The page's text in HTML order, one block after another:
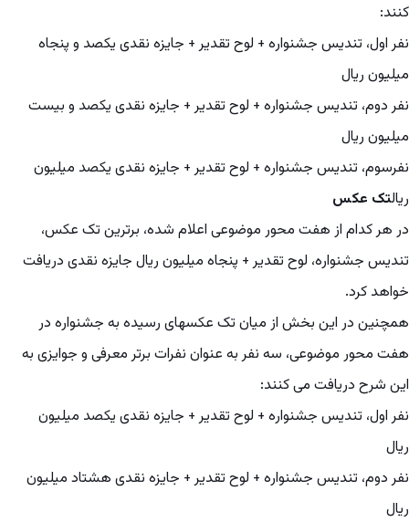
کنند:
نفر اول، تندیس جشنواره + لوح تقدیر + جایزه نقدی یکصد و پنجاه
میلیون ریال
نفر دوم، تندیس جشنواره + لوح تقدیر + جایزه نقدی یکصد و بیست
میلیون ریال
نفرسوم، تندیس جشنواره + لوح تقدیر + جایزه نقدی یکصد میلیون
ریالتک عکس
در هر کدام از هفت محور موضوعی اعلام شده، برترین تک عکس،
تندیس جشنواره، لوح تقدیر + پنجاه میلیون ریال جایزه نقدی دریافت
خواهد کرد.
همچنین در این بخش از میان تک عکسهای رسیده به جشنواره در
هفت محور موضوعی، سه نفر به عنوان نفرات برتر معرفی و جوایزی به
این شرح دریافت می کنند:
نفر اول، تندیس جشنواره + لوح تقدیر + جایزه نقدی یکصد میلیون
ریال
نفر دوم، تندیس جشنواره + لوح تقدیر + جایزه نقدی هشتاد میلیون
ریال